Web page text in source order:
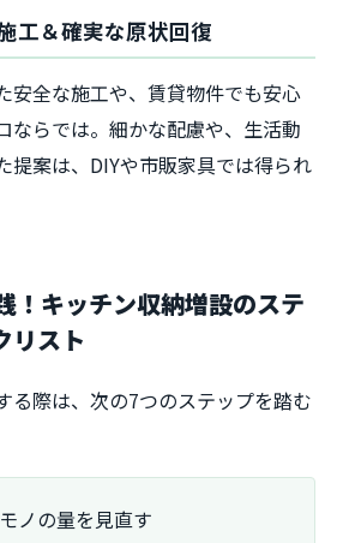
工＆確実な原状回復
安全な施工や、賃貸物件でも安心
ならでは。細かな配慮や、生活動
提案は、DIYや市販家具では得られ
！キッチン収納増設のステ
リスト
る際は、次の7つのステップを踏む
ノの量を見直す